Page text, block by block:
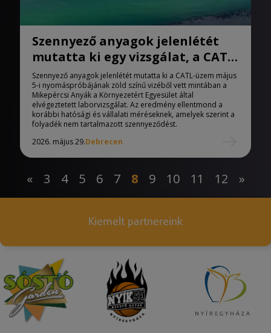
Szennyező anyagok jelenlétét
mutatta ki egy vizsgálat, a CATL
nyomáspróbájának zöld színű
vizéből
Szennyező anyagok jelenlétét mutatta ki a CATL-üzem május
5-i nyomáspróbájának zöld színű vizéből vett mintában a
Mikepércsi Anyák a Környezetért Egyesület által
elvégeztetett laborvizsgálat. Az eredmény ellentmond a
korábbi hatósági és vállalati méréseknek, amelyek szerint a
folyadék nem tartalmazott szennyeződést.
2026. május 29.Debrecen
« 3 4 5 6 7 8 9 10 11 12 »
Kiemelt partnereink